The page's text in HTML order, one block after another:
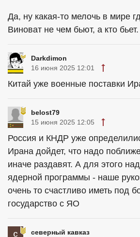
Да, ну какая-то мелочь в мире
Виноват не чем бьют, а кто бьет.
Darkdimon
16 июня 2025 12:01
Китай уже военные поставки
belost79
15 июня 2025 12:05
Россия и КНДР уже
Ирана дойдет, что надо
иначе раздавят. А для этого
ядерной программы - наше
очень то счастливо иметь под
государство с ЯО
северный кавказ